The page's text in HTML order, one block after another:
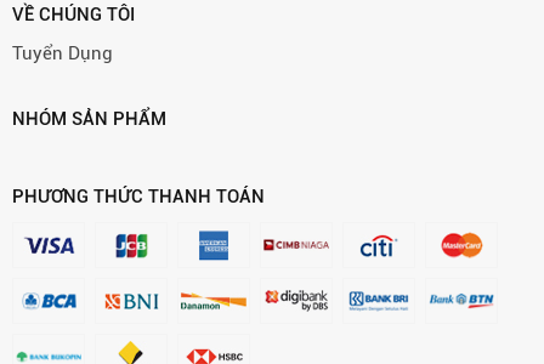
VỀ CHÚNG TÔI
Tuyển Dụng
NHÓM SẢN PHẨM
PHƯƠNG THỨC THANH TOÁN